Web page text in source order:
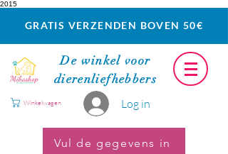
2015
GRATIS VERZENDEN BOVEN 50€
De winkel voor
dierenliefhebbers
Log in
Winkelwagen
Vul de gegevens in